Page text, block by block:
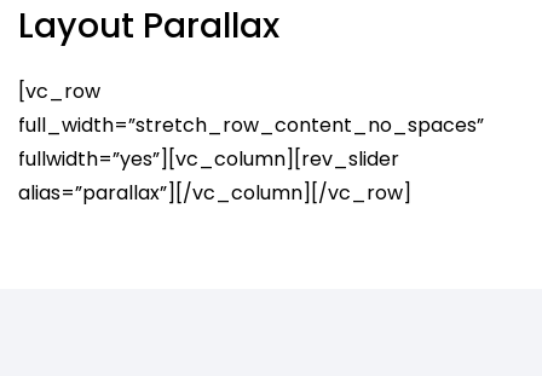
Layout Parallax
[vc_row
full_width=”stretch_row_content_no_spaces”
fullwidth=”yes”][vc_column][rev_slider
alias=”parallax”][/vc_column][/vc_row]